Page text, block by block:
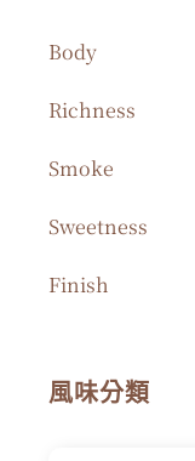
Body
Richness
Smoke
Sweetness
Finish
風味分類